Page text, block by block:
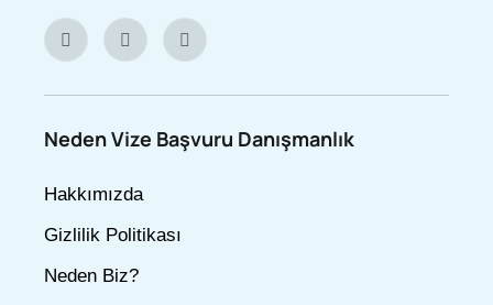
Neden Vize Başvuru Danışmanlık
Hakkımızda
Gizlilik Politikası
Neden Biz?